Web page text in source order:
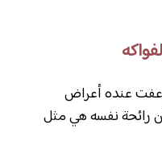
عنده أعراض
رائحة نفسه هي مثل